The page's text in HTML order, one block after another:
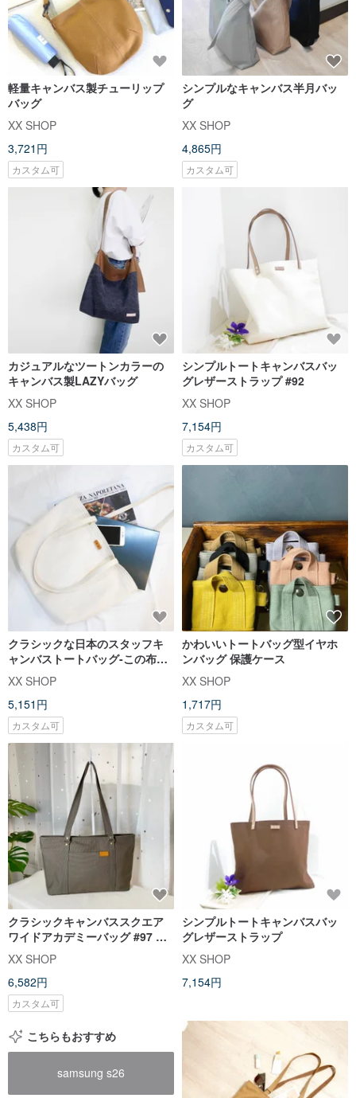
軽量キャンバス製チューリップ
バッグ
XX SHOP
3,721円
カスタム可
シンプルなキャンバス半月バッ
グ
XX SHOP
4,865円
カスタム可
カジュアルなツートンカラーの
キャンバス製LAZYバッグ
XX SHOP
5,438円
カスタム可
シンプルトートキャンバスバッ
グレザーストラップ #92
XX SHOP
7,154円
カスタム可
クラシックな日本のスタッフキ
ャンバストートバッグ-この布バ
ッグ
XX SHOP
5,151円
カスタム可
かわいいトートバッグ型イヤホ
ンバッグ 保護ケース
XX SHOP
1,717円
カスタム可
クラシックキャンバススクエア
ワイドアカデミーバッグ #97 ト
リュフグレー
XX SHOP
6,582円
カスタム可
シンプルトートキャンバスバッ
グレザーストラップ
XX SHOP
7,154円
こちらもおすすめ
samsung s26